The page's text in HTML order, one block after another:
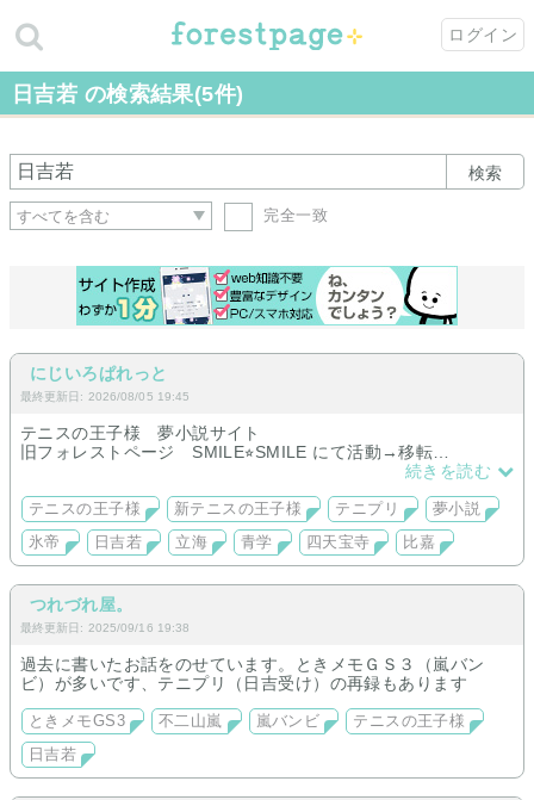
ログイン
日吉若 の検索結果(5件)
検索
完全一致
にじいろぱれっと
最終更新日: 2026/08/05 19:45
テニスの王子様 夢小説サイト
旧フォレストページ SMILE⭐︎SMILE にて活動→移転
なるべく原作リスペクトで当時時点でわかる情報に沿いつつ、
作品によっては逸脱したりしていますが…
連載（長編）はヒロイン設定濃いめ。
現在旧作復元中。
続きを読む
テニスの王子様 新テニスの王子様 テニプリ
夢小説
氷帝
日吉若 立海 青学 四天宝寺 比嘉
つれづれ屋。
最終更新日: 2025/09/16 19:38
過去に書いたお話をのせています。ときメモＧＳ３（嵐バン
ビ）が多いです、テニプリ（日吉受け）の再録もあります
ときメモGS3 不二山嵐 嵐バンビ
テニスの王子様
日吉若